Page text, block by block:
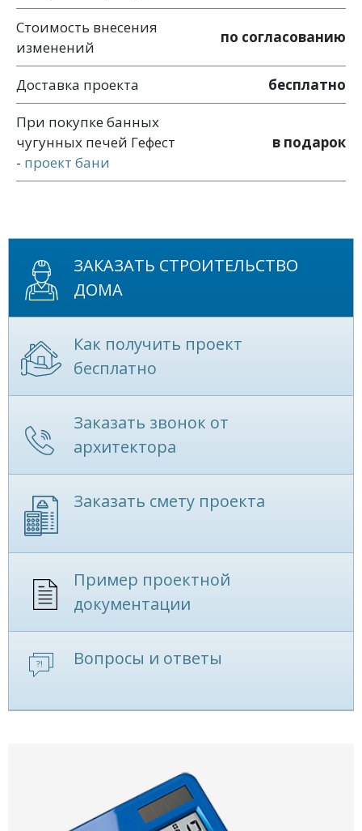
Стоимость внесения
изменений
по согласованию
Доставка проекта
бесплатно
При покупке банных
чугунных печей Гефест
- проект бани
в подарок
ЗАКАЗАТЬ СТРОИТЕЛЬСТВО
ДОМА
Как получить проект
бесплатно
Заказать звонок от
архитектора
Заказать смету проекта
Пример проектной
документации
Вопросы и ответы